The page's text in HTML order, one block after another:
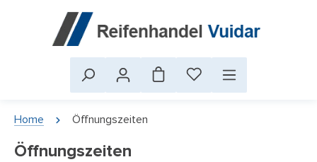
Home Öffnungszeiten
Öffnungszeiten